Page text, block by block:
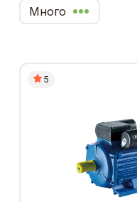
Много
5